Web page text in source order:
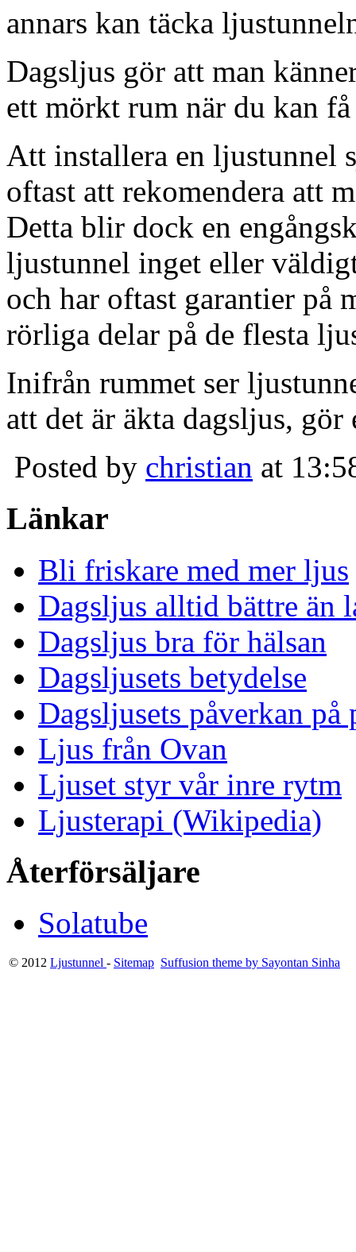
annars kan täcka
Dagsljus gör att man
ett mörkt rum när du kan
Att installera en ljustunnel
oftast att rekomendera att
Detta blir dock en
ljustunnel inget eller
och har oftast garantier på
rörliga delar på de flesta
Inifrån rummet ser
att det är äkta dagsljus,
Posted by christian at
Länkar
Bli friskare med mer ljus
Dagsljus alltid bättre än
Dagsljus bra för hälsan
Dagsljusets betydelse
Dagsljusets påverkan på
Ljus från Ovan
Ljuset styr vår inre rytm
Ljusterapi (Wikipedia)
Återförsäljare
Solatube
© 2012 Ljustunnel - Sitemap Suffusion theme by Sayontan Sinha